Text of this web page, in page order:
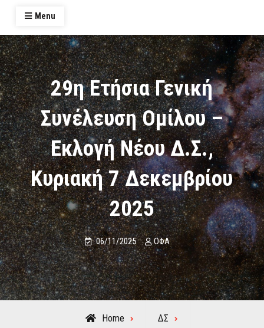
Menu
29η Ετήσια Γενική
Συνέλευση Ομίλου –
Εκλογή Νέου Δ.Σ.,
Κυριακή 7 Δεκεμβρίου
2025
06/11/2025 ΟΦΑ
Home ΔΣ